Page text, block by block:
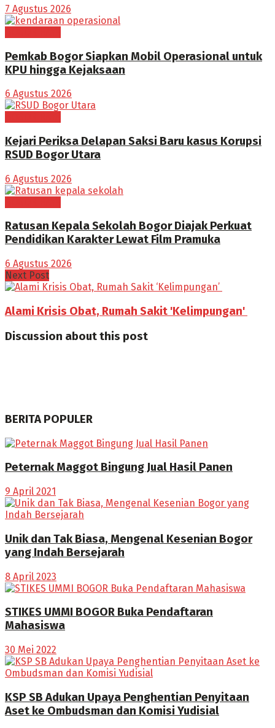
7 Agustus 2026
Pemkab Bogor Siapkan Mobil Operasional untuk
KPU hingga Kejaksaan
6 Agustus 2026
Kejari Periksa Delapan Saksi Baru kasus Korupsi
RSUD Bogor Utara
6 Agustus 2026
Ratusan Kepala Sekolah Bogor Diajak Perkuat
Pendidikan Karakter Lewat Film Pramuka
6 Agustus 2026
Next Post
Alami Krisis Obat, Rumah Sakit 'Kelimpungan'
Discussion about this post
BERITA POPULER
Peternak Maggot Bingung Jual Hasil Panen
9 April 2021
Unik dan Tak Biasa, Mengenal Kesenian Bogor
yang Indah Bersejarah
8 April 2023
STIKES UMMI BOGOR Buka Pendaftaran
Mahasiswa
30 Mei 2022
KSP SB Adukan Upaya Penghentian Penyitaan
Aset ke Ombudsman dan Komisi Yudisial